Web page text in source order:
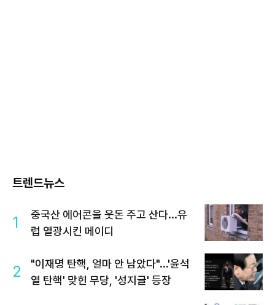
트렌드뉴스
1
중국산 에어콘을 웃돈 주고 산다...유
럽 열광시킨 메이디
2
"이재명 탄핵, 얼마 안 남았다"...'윤석
열 탄핵' 맞힌 무당, '성지글' 등장